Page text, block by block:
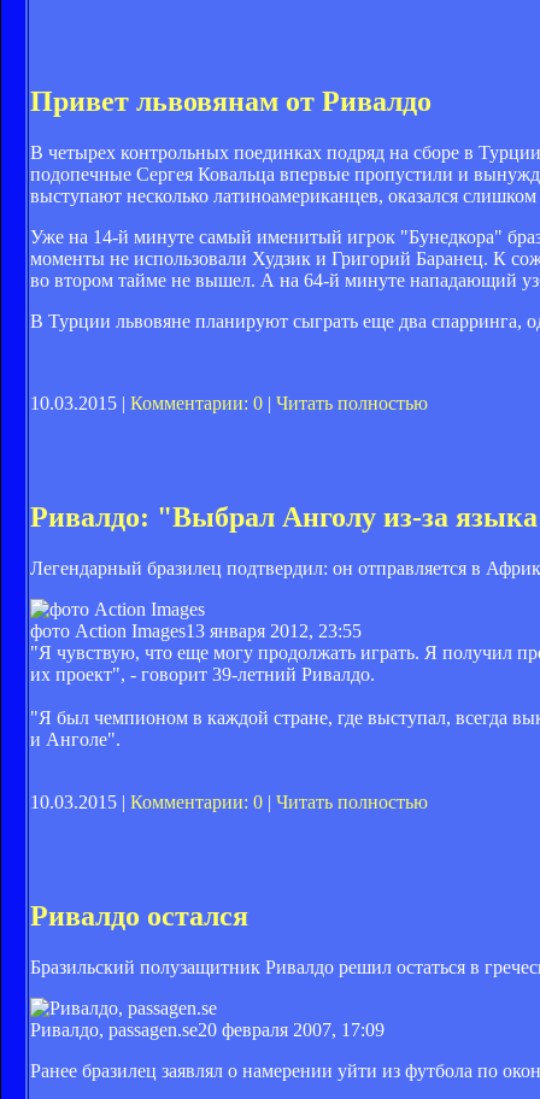
Привет львовянам от Ривалдо
В четырех контрольных поединках подряд на сборе в
подопечные Сергея Ковальца впервые пропустили и
выступают несколько латиноамериканцев, оказался
Уже на 14-й минуте самый именитый игрок "Бунедкора"
моменты не использовали Худзик и Григорий Баранец. К
во втором тайме не вышел. А на 64-й минуте нападающий
В Турции львовяне планируют сыграть еще два
10.03.2015 | Комментарии: 0 | Читать полностью
Ривалдо: "Выбрал Анголу из-за
Легендарный бразилец подтвердил: он отправляется в
фото Action Images13 января 2012, 23:55
"Я чувствую, что еще могу продолжать играть. Я получил
их проект", - говорит 39-летний Ривалдо.
"Я был чемпионом в каждой стране, где выступал, всегда
и Анголе".
10.03.2015 | Комментарии: 0 | Читать полностью
Ривалдо остался
Бразильский полузащитник Ривалдо решил остаться в
Ривалдо, passagen.se20 февраля 2007, 17:09
Ранее бразилец заявлял о намерении уйти из футбола по